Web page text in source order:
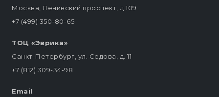
Москва, Ленинский проспект, д.109
+7 (499) 350-80-65
ТОЦ «Эврика»
Санкт-Петербург, ул. Седова, д. 11
+7 (812) 309-34-98
Email